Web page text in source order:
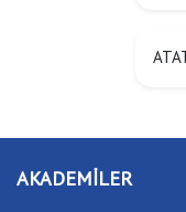
AKADEMİLER